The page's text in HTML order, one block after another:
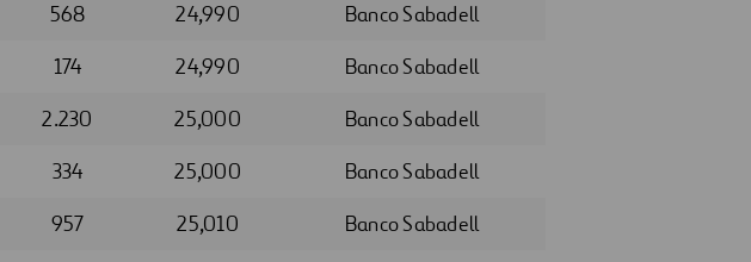
568 24,990
Banco Sabadell
174 24,990
Banco Sabadell
2.230 25,000
Banco Sabadell
334 25,000
Banco Sabadell
957 25,010
Banco Sabadell